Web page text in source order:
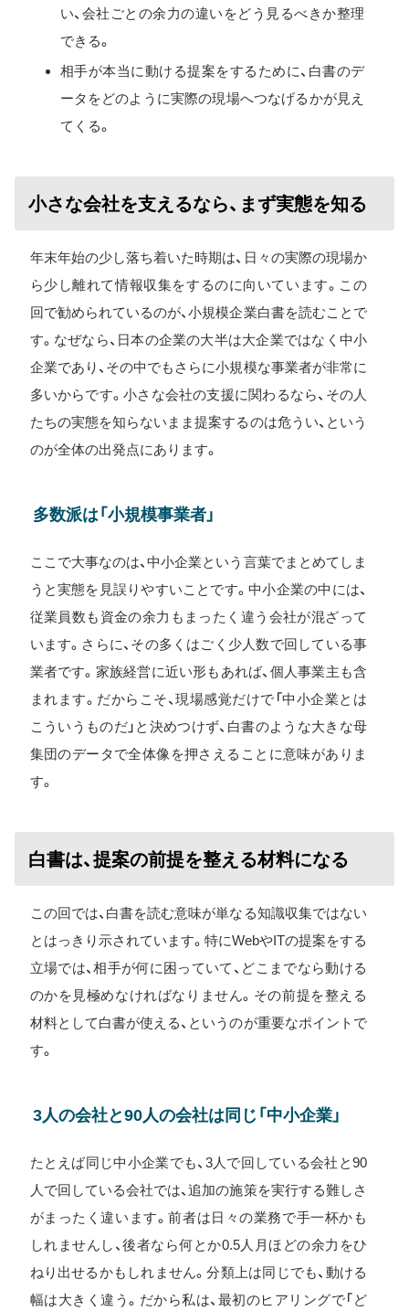
い、会社ごとの余力の違いをどう見るべきか整理
できる。
相手が本当に動ける提案をするために、白書のデ
ータをどのように実際の現場へつなげるかが見え
てくる。
小さな会社を支えるなら、まず実態を知る
年末年始の少し落ち着いた時期は、日々の実際の現場か
ら少し離れて情報収集をするのに向いています。この
回で勧められているのが、小規模企業白書を読むことで
す。なぜなら、日本の企業の大半は大企業ではなく中小
企業であり、その中でもさらに小規模な事業者が非常に
多いからです。小さな会社の支援に関わるなら、その人
たちの実態を知らないまま提案するのは危うい、という
のが全体の出発点にあります。
多数派は「小規模事業者」
ここで大事なのは、中小企業という言葉でまとめてしま
うと実態を見誤りやすいことです。中小企業の中には、
従業員数も資金の余力もまったく違う会社が混ざって
います。さらに、その多くはごく少人数で回している事
業者です。家族経営に近い形もあれば、個人事業主も含
まれます。だからこそ、現場感覚だけで「中小企業とは
こういうものだ」と決めつけず、白書のような大きな母
集団のデータで全体像を押さえることに意味がありま
す。
白書は、提案の前提を整える材料になる
この回では、白書を読む意味が単なる知識収集ではない
とはっきり示されています。特にWebやITの提案をする
立場では、相手が何に困っていて、どこまでなら動ける
のかを見極めなければなりません。その前提を整える
材料として白書が使える、というのが重要なポイントで
す。
3人の会社と90人の会社は同じ「中小企業」
たとえば同じ中小企業でも、3人で回している会社と90
人で回している会社では、追加の施策を実行する難しさ
がまったく違います。前者は日々の業務で手一杯かも
しれませんし、後者なら何とか0.5人月ほどの余力をひ
ねり出せるかもしれません。分類上は同じでも、動ける
幅は大きく違う。だから私は、最初のヒアリングで「ど